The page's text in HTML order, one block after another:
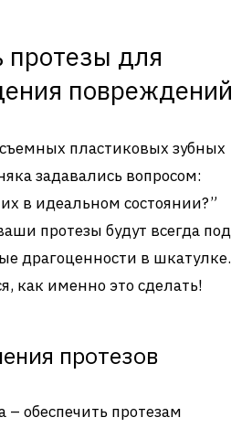
протезы для
повреждений
пластиковых зубных
задавались вопросом:
в идеальном состоянии?”
протезы будут всегда под
драгоценности в шкатулке.
как именно это сделать!
протезов
– обеспечить протезам